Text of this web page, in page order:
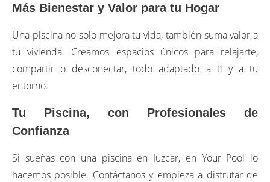
Más Bienestar y Valor para tu Hogar
Una piscina no solo mejora tu vida, también suma valor a
tu vivienda. Creamos espacios únicos para relajarte,
compartir o desconectar, todo adaptado a ti y a tu
entorno.
Tu Piscina, con Profesionales de
Confianza
Si sueñas con una piscina en Júzcar, en Your Pool lo
hacemos posible. Contáctanos y empieza a disfrutar de